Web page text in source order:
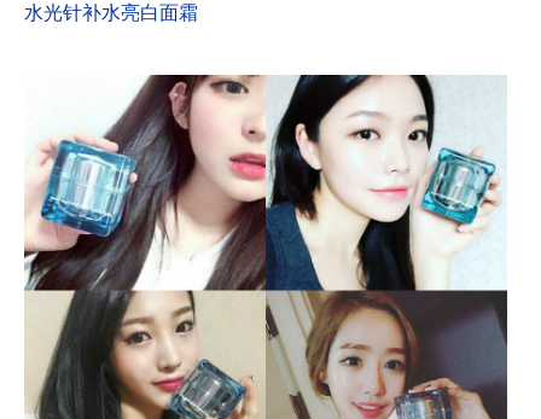
水光针补水亮白面霜